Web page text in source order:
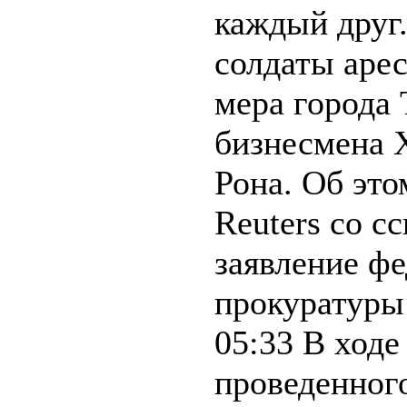
каждый
солдаты
мера города
бизнесмена
Рона. Об
Reuters со
заявление
05:33 В